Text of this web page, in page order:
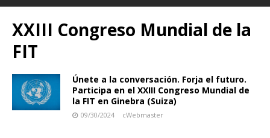
XXIII Congreso Mundial de la
FIT
Únete a la conversación. Forja el futuro.
Participa en el XXIII Congreso Mundial de
la FIT en Ginebra (Suiza)
09/30/2024 cWebmaster